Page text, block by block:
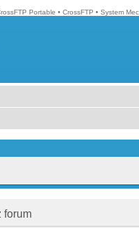
Portable • CrossFTP • System
forum